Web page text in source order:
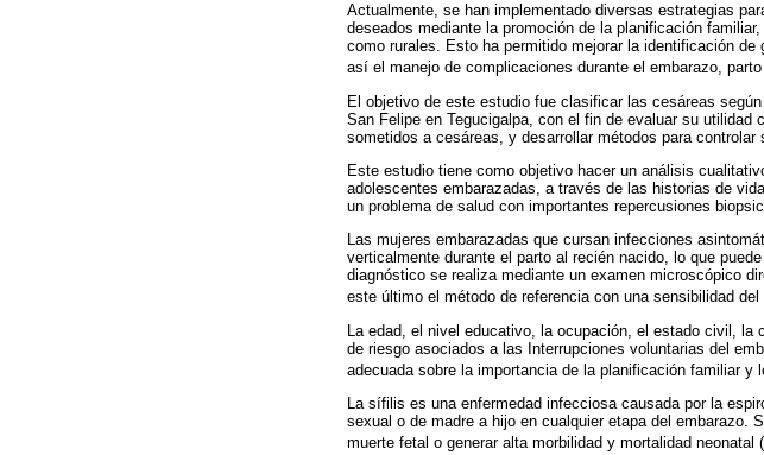
Actualmente, se han implementado diversas estrategias
deseados mediante la promoción de la planificación
como rurales. Esto ha permitido mejorar la identificación
así el manejo de complicaciones durante el embarazo,
El objetivo de este estudio fue clasificar las cesáreas
San Felipe en Tegucigalpa, con el fin de evaluar su utilidad
sometidos a cesáreas, y desarrollar métodos para controlar
Este estudio tiene como objetivo hacer un análisis
adolescentes embarazadas, a través de las historias de
un problema de salud con importantes repercusiones
Las mujeres embarazadas que cursan infecciones
verticalmente durante el parto al recién nacido, lo que
diagnóstico se realiza mediante un examen microscópico
este último el método de referencia con una sensibilidad del
La edad, el nivel educativo, la ocupación, el estado civil,
de riesgo asociados a las Interrupciones voluntarias del
adecuada sobre la importancia de la planificación familiar
La sífilis es una enfermedad infecciosa causada por la
sexual o de madre a hijo en cualquier etapa del embarazo.
muerte fetal o generar alta morbilidad y mortalidad neonatal (